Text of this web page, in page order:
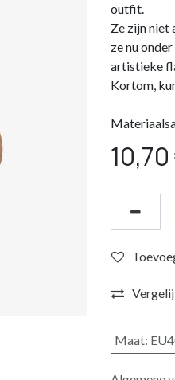
outfit.
Ze zijn niet
ze nu
artistieke
Kortom,
10,70
Maat: